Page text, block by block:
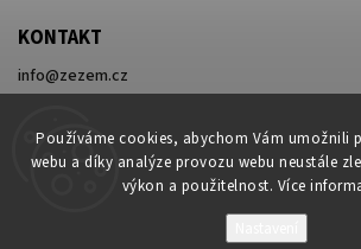
Používáme cookies, abychom Vám umožnili
webu a díky analýze provozu webu neustále
výkon a použitelnost. Více
KONTAKT
info@zezem.cz